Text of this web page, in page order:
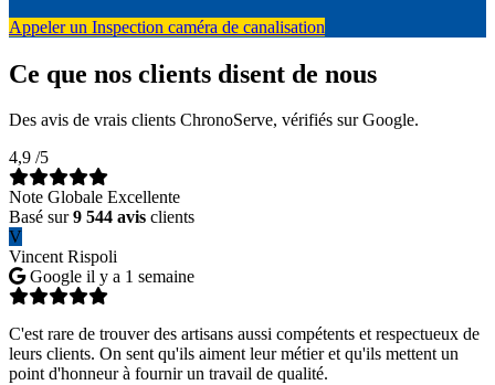
Appeler un Inspection caméra de canalisation
Ce que nos clients disent de nous
Des avis de vrais clients ChronoServe, vérifiés sur Google.
4,9 /5
Note Globale Excellente
Basé sur9 544 avis clients
V
Vincent Rispoli
Google il y a 1 semaine
C'est rare de trouver des artisans aussi compétents et respectueux de
leurs clients. On sent qu'ils aiment leur métier et qu'ils mettent un
point d'honneur à fournir un travail de qualité.